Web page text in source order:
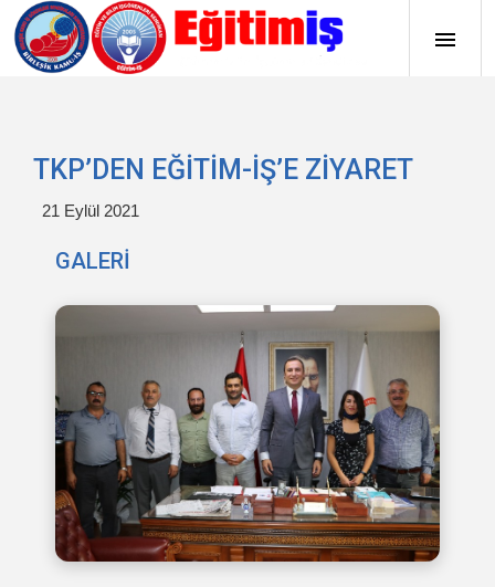
TKP’DEN EĞİTİM-İŞ’E ZİYARET
21 Eylül 2021
GALERİ